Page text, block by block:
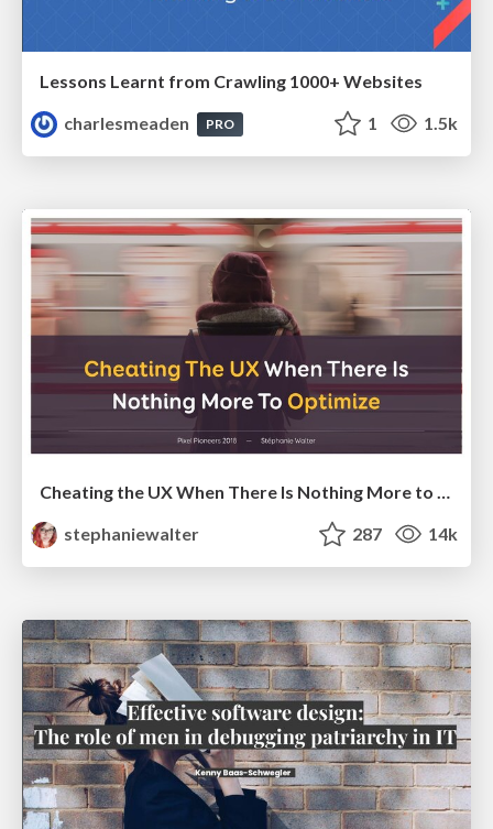
Lessons Learnt from Crawling 1000+ Websites
charlesmeaden
PRO 1 1.5k
stephaniewalter
287 14k